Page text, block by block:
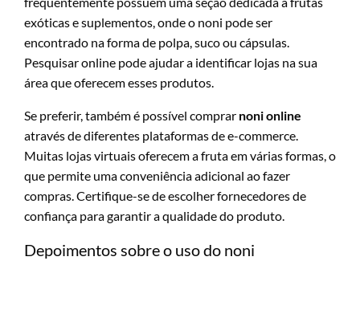
exóticas e suplementos, onde o noni pode ser
encontrado na forma de polpa, suco ou cápsulas.
Pesquisar online pode ajudar a identificar lojas na sua
área que oferecem esses produtos.
Se preferir, também é possível comprar noni online
através de diferentes plataformas de e-commerce.
Muitas lojas virtuais oferecem a fruta em várias formas, o
que permite uma conveniência adicional ao fazer
compras. Certifique-se de escolher fornecedores de
confiança para garantir a qualidade do produto.
Depoimentos sobre o uso do noni